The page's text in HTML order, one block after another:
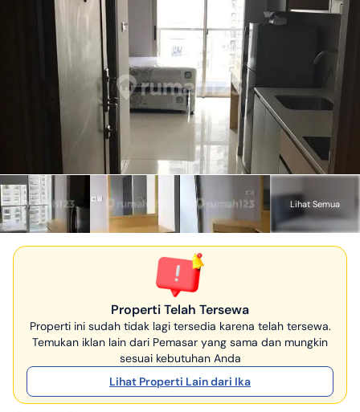
Lihat Semua
Properti Telah Tersewa
Properti ini sudah tidak lagi tersedia karena telah tersewa.
Temukan iklan lain dari Pemasar yang sama dan mungkin
sesuai kebutuhan Anda
Lihat Properti Lain dari Ika